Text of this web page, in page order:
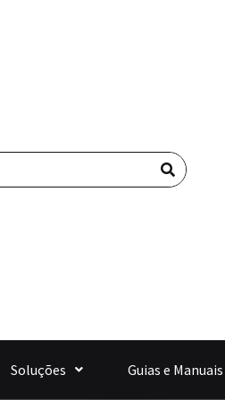
Pesquisar
Soluções Guias e Manuais